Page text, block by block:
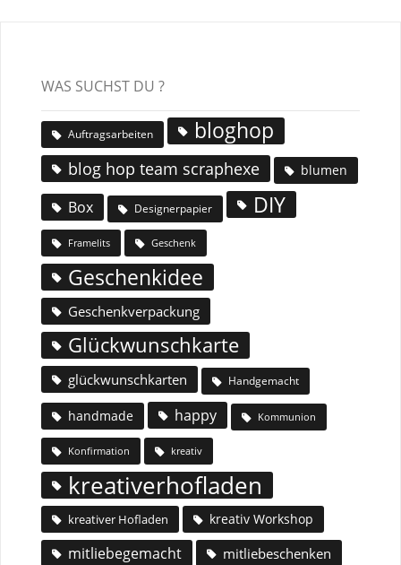
WAS SUCHST DU ?
Auftragsarbeiten bloghop
blog hop team scraphexe blumen
Box Designerpapier DIY
Framelits Geschenk
Geschenkidee
Geschenkverpackung
Glückwunschkarte
glückwunschkarten Handgemacht
handmade happy Kommunion
Konfirmation kreativ
kreativerhofladen
kreativer Hofladen kreativ Workshop
mitliebegemacht
mitliebeschenken